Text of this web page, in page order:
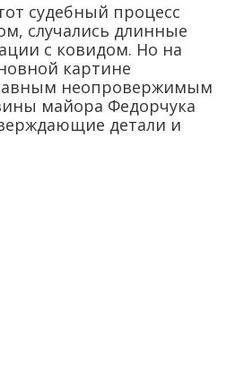
судебный процесс
случались длинные
с ковидом. Но на
картине
неопровержимым
майора Федорчука
детали и